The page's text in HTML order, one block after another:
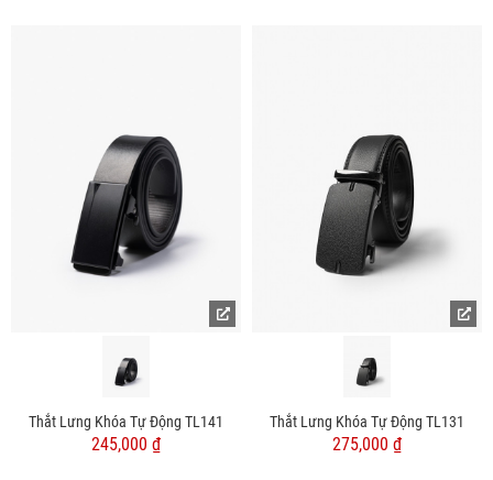
Thắt Lưng Khóa Tự Động TL141
245,000 ₫
Thắt Lưng Khóa Tự Động TL131
275,000 ₫